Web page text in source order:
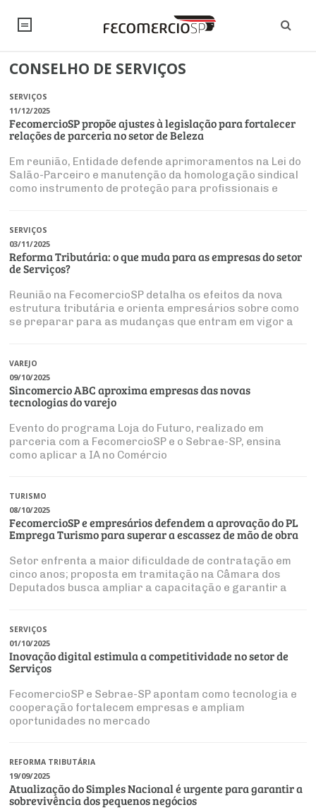
NOTÍCIAS
Editorial
Artigos
Institucional
Debates Fecomercio-SP
UM BRASIL
UM BRASIL
Economia
Pesquisas
Internacional
Modernização do Estado
Economia Digital
Inteligência Artificial
Legislação
Empresas
Arbitragem e Mediação
Varejo
Atacado
Serviços
Turismo
Afixação de preços e fiscalização
Sustentabilidade
PROJETOS ESPECIAIS:
COP30
SINDICATOS
PESQUISAS
FALE CONOSCO
Sobre
Imprensa
Negociações Coletivas
Serviços
SENAC
Cecomercio
Licitações
Prêmio de Sustentabilidade
CONSELHOS
Conselho de Emprego e Relações do Trabalho
Conselho Estadual de Defesa do Contribuinte
Conselho de Economia Empresarial e Política
Conselho Superior de Direito
Conselho do Comércio Atacadista
Conselho de Serviços
Conselho de Sustentabilidade
Conselho de Comércio Eletrônico
CONSELHO DE SERVIÇOS
SERVIÇOS
11/12/2025
FecomercioSP propõe ajustes à legislação para fortalecer
relações de parceria no setor de Beleza
Em reunião, Entidade defende aprimoramentos na Lei do
Salão-Parceiro e manutenção da homologação sindical
como instrumento de proteção para profissionais e
SERVIÇOS
03/11/2025
Reforma Tributária: o que muda para as empresas do setor
de Serviços?
Reunião na FecomercioSP detalha os efeitos da nova
estrutura tributária e orienta empresários sobre como
se preparar para as mudanças que entram em vigor a
VAREJO
09/10/2025
Sincomercio ABC aproxima empresas das novas
tecnologias do varejo
Evento do programa Loja do Futuro, realizado em
parceria com a FecomercioSP e o Sebrae-SP, ensina
como aplicar a IA no Comércio
TURISMO
08/10/2025
FecomercioSP e empresários defendem a aprovação do PL
Emprega Turismo para superar a escassez de mão de obra
Setor enfrenta a maior dificuldade de contratação em
cinco anos; proposta em tramitação na Câmara dos
Deputados busca ampliar a capacitação e garantir a
SERVIÇOS
01/10/2025
Inovação digital estimula a competitividade no setor de
Serviços
FecomercioSP e Sebrae-SP apontam como tecnologia e
cooperação fortalecem empresas e ampliam
oportunidades no mercado
REFORMA TRIBUTÁRIA
19/09/2025
Atualização do Simples Nacional é urgente para garantir a
sobrevivência dos pequenos negócios